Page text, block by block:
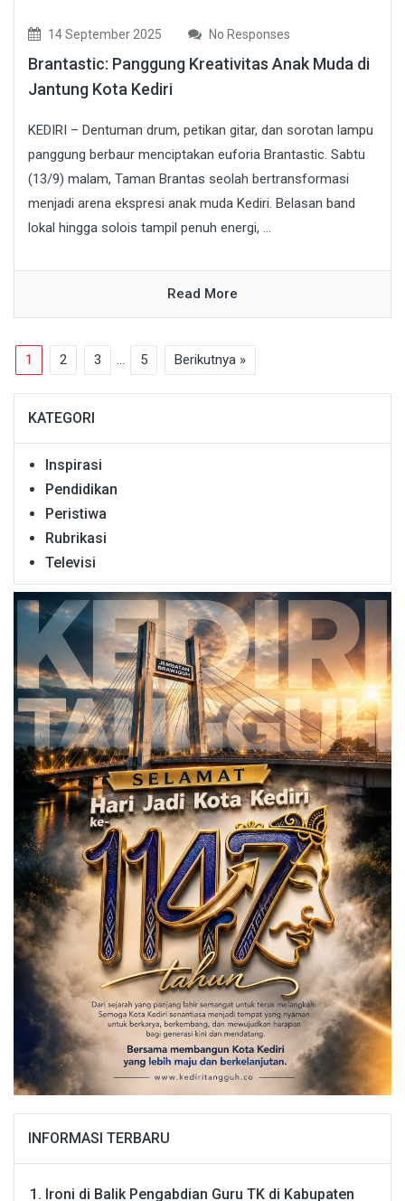
14 September 2025 No Responses
Brantastic: Panggung Kreativitas Anak Muda di
Jantung Kota Kediri
KEDIRI – Dentuman drum, petikan gitar, dan sorotan lampu
panggung berbaur menciptakan euforia Brantastic. Sabtu
(13/9) malam, Taman Brantas seolah bertransformasi
menjadi arena ekspresi anak muda Kediri. Belasan band
lokal hingga solois tampil penuh energi, ...
Read More
1 2 3 … 5 Berikutnya »
KATEGORI
Inspirasi
Pendidikan
Peristiwa
Rubrikasi
Televisi
INFORMASI TERBARU
Ironi di Balik Pengabdian Guru TK di Kabupaten